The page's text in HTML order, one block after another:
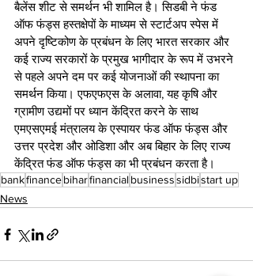
बैलेंस शीट से समर्थन भी शामिल है। सिडबी ने फंड
ऑफ फंड्स हस्तक्षेपों के माध्यम से स्टार्टअप स्पेस में
अपने दृष्टिकोण के प्रबंधन के लिए भारत सरकार और
कई राज्य सरकारों के प्रमुख भागीदार के रूप में उभरने
से पहले अपने दम पर कई योजनाओं की स्थापना का
समर्थन किया। एफएफएस के अलावा, यह कृषि और
ग्रामीण उद्यमों पर ध्यान केंद्रित करने के साथ
एमएसएमई मंत्रालय के एस्पायर फंड ऑफ फंड्स और
उत्तर प्रदेश और ओडिशा और अब बिहार के लिए राज्य
केंद्रित फंड ऑफ फंड्स का भी प्रबंधन करता है।
bankfinancebiharfinancialbusinesssidbistart up
News